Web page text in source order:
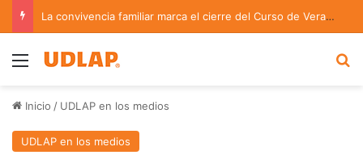
Coach de Escuelas Aztecas UDLAP jugará el Mundial de Flag Football en Alemania
Menu
Inicio / UDLAP en los medios
UDLAP en los medios